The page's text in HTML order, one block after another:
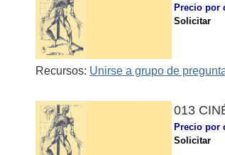
Precio por
Solicitar
Recursos: Unirse a grupo de
013
Precio por
Solicitar